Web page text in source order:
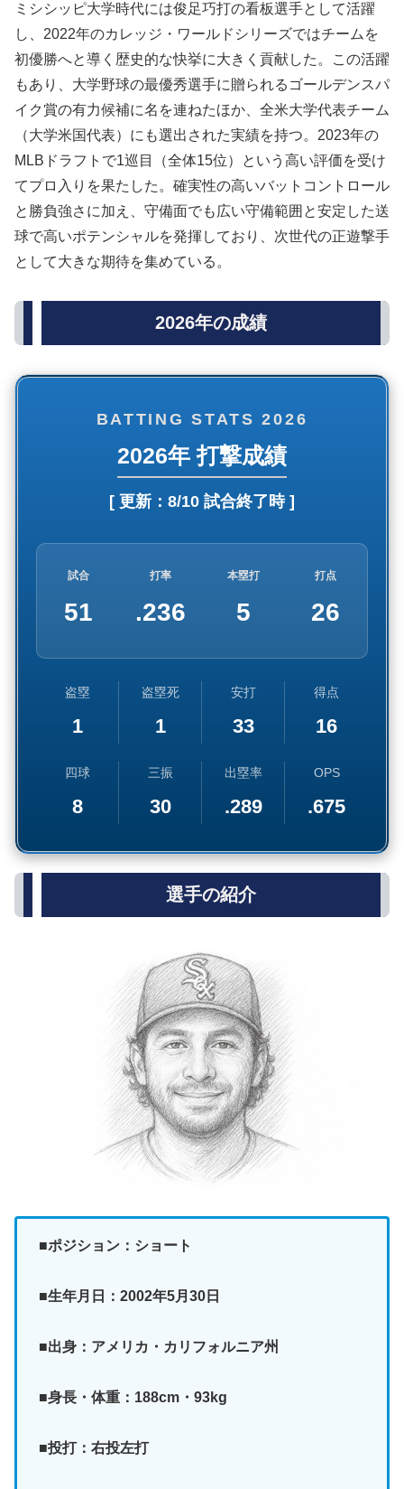
ミシシッピ大学時代には俊足巧打の看板選手として活躍
し、2022年のカレッジ・ワールドシリーズではチームを
初優勝へと導く歴史的な快挙に大きく貢献した。この活躍
もあり、大学野球の最優秀選手に贈られるゴールデンスパ
イク賞の有力候補に名を連ねたほか、全米大学代表チーム
（大学米国代表）にも選出された実績を持つ。2023年の
MLBドラフトで1巡目（全体15位）という高い評価を受け
てプロ入りを果たした。確実性の高いバットコントロール
と勝負強さに加え、守備面でも広い守備範囲と安定した送
球で高いポテンシャルを発揮しており、次世代の正遊撃手
として大きな期待を集めている。
2026年の成績
BATTING STATS 2026
2026年 打撃成績
[ 更新： 8/10 試合終了時]
試合
51
打率
.236
本塁打
5
打点
26
盗塁
1
盗塁死
1
安打
33
得点
16
四球
8
三振
30
出塁率
.289
OPS
.675
選手の紹介
■ポジション：ショート
■生年月日：2002年5月30日
■出身：アメリカ・カリフォルニア州
■身長・体重：188cm・93kg
■投打：右投左打